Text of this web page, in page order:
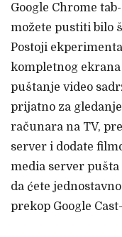
Google Chrome
možete pustiti bilo
Postoji
kompletnog
puštanje video
prijatno za
računara na TV,
server i dodate
media server
da ćete
prekop Google